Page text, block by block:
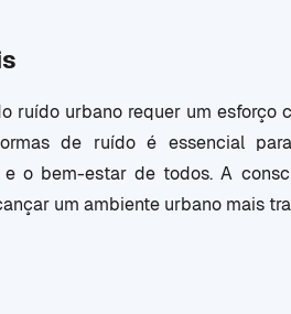
ruído urbano requer um
de ruído é essencial
o bem-estar de todos. A
um ambiente urbano mais